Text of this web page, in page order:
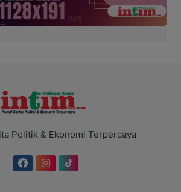
Politik & Ekonomi Terpercaya